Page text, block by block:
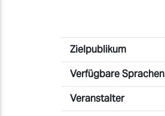
Zielpublikum
Verfügbare Sprachen
Veranstalter